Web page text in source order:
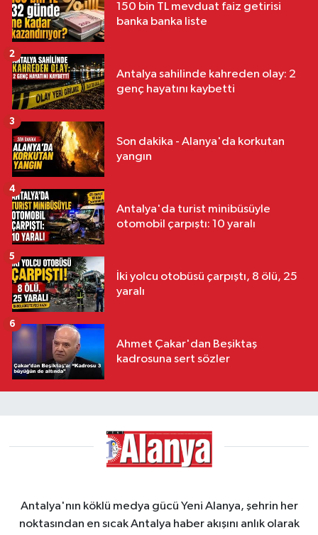
150 bin TL mevduat faiz getirisi
banka banka liste
Antalya sahilinde kahreden olay: 2
genç hayatını kaybetti
2
Son dakika - Alanya'da korkutan
yangın
3
Antalya'da turist minibüsüyle
otomobil çarpıştı: 10 yaralı
4
İki yolcu otobüsü çarpıştı, 8 ölü, 25
yaralı
5
Ahmet Çakar'dan Beşiktaş
kadrosuna sert sözler
6
Antalya'nın köklü medya gücü Yeni Alanya, şehrin her
noktasından en sıcak Antalya haber akışını anlık olarak